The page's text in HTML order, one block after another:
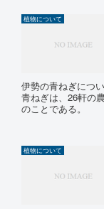
植物について
伊勢の青ねぎにつ
青ねぎは、26軒の
のことである。
植物について